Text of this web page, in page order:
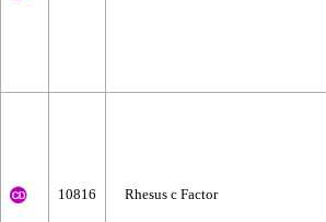
10816 Rhesus c Factor